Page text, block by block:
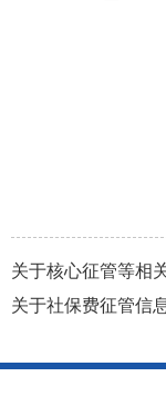
关于核心征管等相
关于社保费征管信